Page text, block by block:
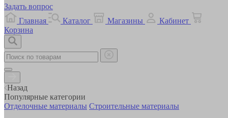
Задать вопрос
Главная
Каталог Магазины
Кабинет
Корзина
Назад
Популярные категории
Отделочные материалы Строительные материалы